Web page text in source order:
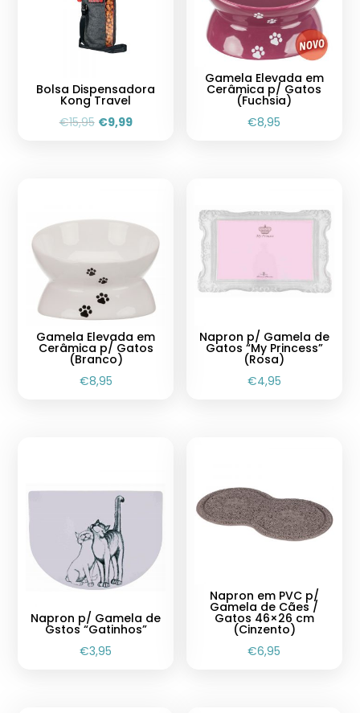
Bolsa Dispensadora
Kong Travel
€15,95 €9,99
Gamela Elevada em
Cerâmica p/ Gatos
(Fuchsia)
€8,95
Gamela Elevada em
Cerâmica p/ Gatos
(Branco)
€8,95
Napron p/ Gamela de
Gatos “My Princess”
(Rosa)
€4,95
Napron p/ Gamela de
Gstos “Gatinhos”
€3,95
Napron em PVC p/
Gamela de Cães /
Gatos 46×26 cm
(Cinzento)
€6,95